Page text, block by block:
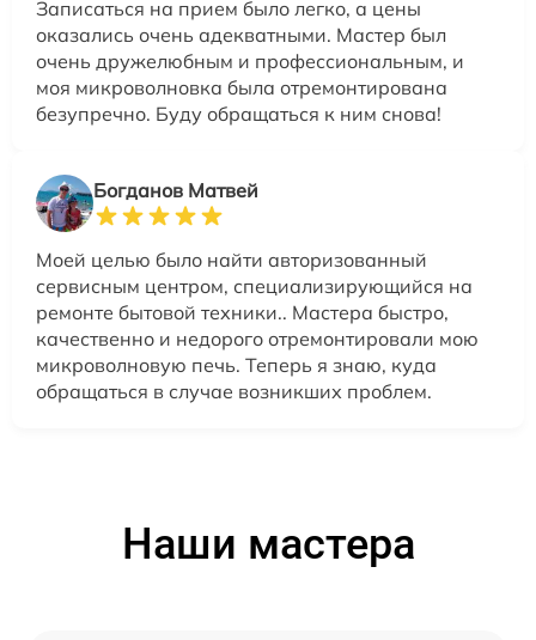
Записаться на прием было легко, а цены
оказались очень адекватными. Мастер был
очень дружелюбным и профессиональным, и
моя микроволновка была отремонтирована
безупречно. Буду обращаться к ним снова!
Богданов Матвей
Моей целью было найти авторизованный
сервисным центром, специализирующийся на
ремонте бытовой техники.. Мастера быстро,
качественно и недорого отремонтировали мою
микроволновую печь. Теперь я знаю, куда
обращаться в случае возникших проблем.
Наши мастера